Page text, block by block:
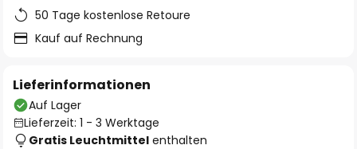
50 Tage kostenlose Retoure
Kauf auf Rechnung
Lieferinformationen
Auf Lager
Lieferzeit: 1 - 3 Werktage
Gratis Leuchtmittel enthalten